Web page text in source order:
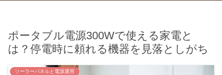
ポータブル電源300Wで使える家電と
は？停電時に頼れる機器を見落としがち
ソーラーパネルと電源運用